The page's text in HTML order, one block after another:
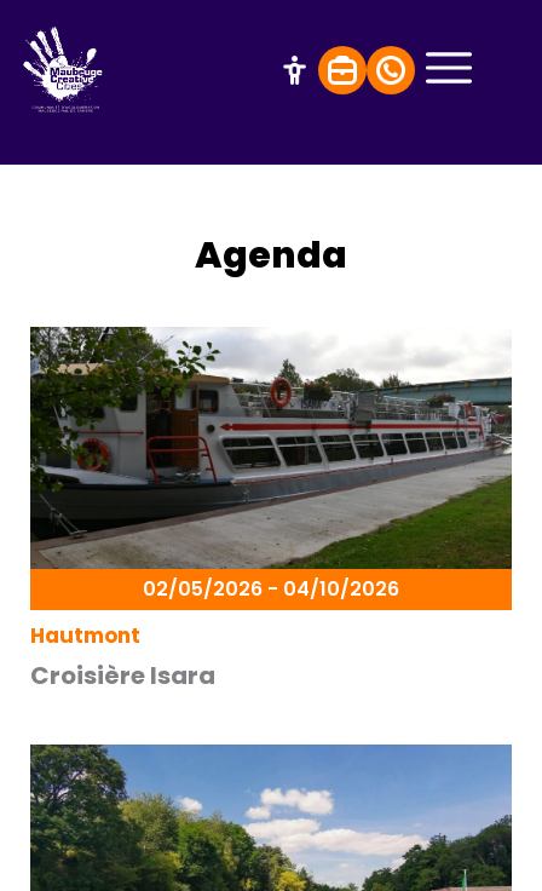
Agenda
02/05/2026 - 04/10/2026
Hautmont
Croisière Isara